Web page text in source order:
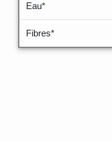
Eau*
Fibres*